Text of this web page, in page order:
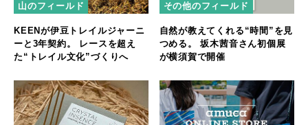
山のフィールド
KEENが伊豆トレイルジャーニ
ーと3年契約。 レースを超え
た“トレイル文化”づくりへ
その他のフィールド
自然が教えてくれる“時間”を見
つめる。 坂木茜音さん初個展
が横須賀で開催